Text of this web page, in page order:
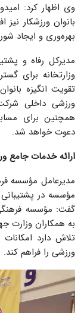
وی اظهار کرد:
بانوان ورزشکار
بهره‌وری و ایجاد
مدیرکل رفاه و
وزارتخانه برای
تقویت انگیزه
ورزشی داخلی
همچنین برای
دعوت خواهد شد.
ارائه خدمات جامع
مدیرعامل مؤسسه
مؤسسه در
گفت: مؤسسه
به همکاران وزارت
تلاش دارد
ورزشی را فراهم کند.